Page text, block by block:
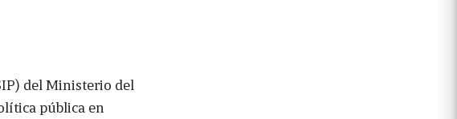
del Ministerio del
pública en